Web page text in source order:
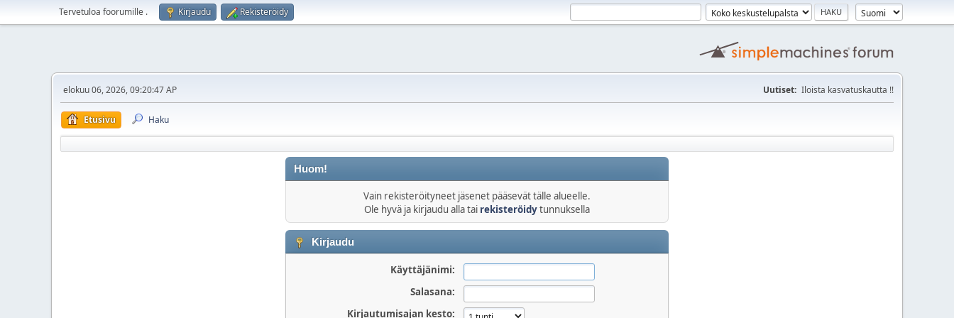
Tervetuloa foorumille . Kirjaudu Rekisteröidy
elokuu 06, 2026, 09:20:47 AP Uutiset: Iloista kasvatuskautta !!
Etusivu Haku
Huom!
Vain rekisteröityneet jäsenet pääsevät tälle alueelle.
Ole hyvä ja kirjaudu alla tai rekisteröidytunnuksella
Kirjaudu
Käyttäjänimi:
Salasana:
Kirjautumisajan kesto: